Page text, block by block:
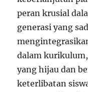
peran krusial
generasi yang
dalam
yang hijau dan
keterlibatan